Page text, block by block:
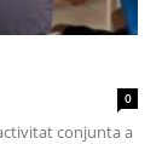
0
conjunta a